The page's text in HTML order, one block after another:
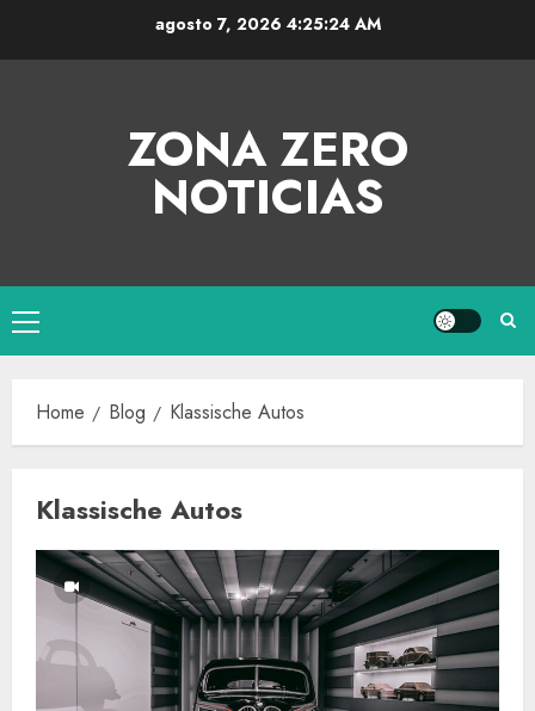
agosto 7, 2026 4:25:24 AM
ZONA ZERO
NOTICIAS
Home Blog Klassische Autos
Klassische Autos